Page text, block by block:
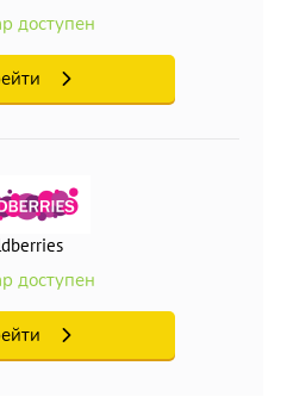
доступен
доступен